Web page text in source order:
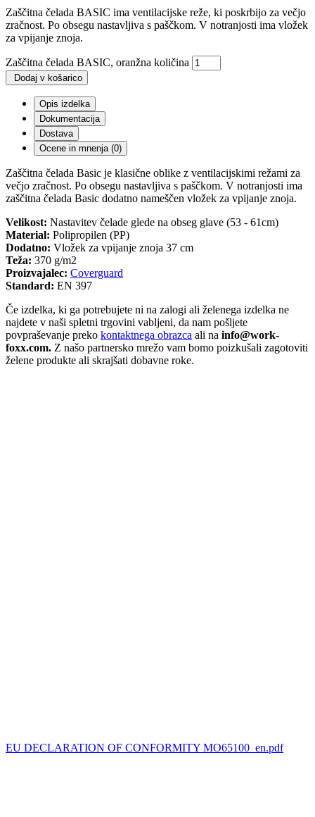
Zaščitna čelada BASIC ima ventilacijske reže, ki poskrbijo za večjo
zračnost. Po obsegu nastavljiva s paščkom. V notranjosti ima vložek
za vpijanje znoja.
Zaščitna čelada BASIC, oranžna količina
Dodaj v košarico
Opis izdelka
Dokumentacija
Dostava
Ocene in mnenja (0)
Zaščitna čelada Basic je klasične oblike z ventilacijskimi režami za
večjo zračnost. Po obsegu nastavljiva s paščkom. V notranjosti ima
zaščitna čelada Basic dodatno nameščen vložek za vpijanje znoja.
Velikost: Nastavitev čelade glede na obseg glave (53 - 61cm)
Material: Polipropilen (PP)
Dodatno: Vložek za vpijanje znoja 37 cm
Teža: 370 g/m2
Proizvajalec: Coverguard
Standard: EN 397
Če izdelka, ki ga potrebujete ni na zalogi ali želenega izdelka ne
najdete v naši spletni trgovini vabljeni, da nam pošljete
povpraševanje preko kontaktnega obrazca ali na info@work-
foxx.com. Z našo partnersko mrežo vam bomo poizkušali zagotoviti
želene produkte ali skrajšati dobavne roke.
EU DECLARATION OF CONFORMITY MO65100_en.pdf